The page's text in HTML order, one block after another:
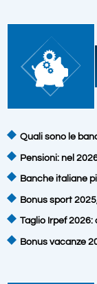
Quali sono le
Pensioni: nel
Banche italiane
Bonus sport
Taglio Irpef
Bonus vacanze